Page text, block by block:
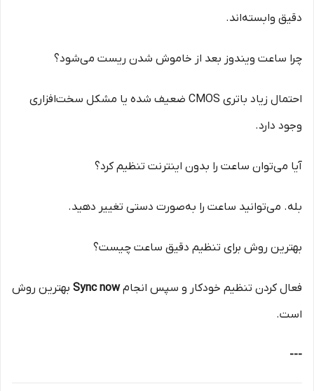
دقیق وابسته‌اند.
چرا ساعت ویندوز بعد از خاموش شدن ریست می‌شود؟
احتمال زیاد باتری CMOS ضعیف شده یا مشکل سخت‌افزاری
وجود دارد.
آیا می‌توان ساعت را بدون اینترنت تنظیم کرد؟
بله. می‌توانید ساعت را به‌صورت دستی تغییر دهید.
بهترین روش برای تنظیم دقیق ساعت چیست؟
فعال کردن تنظیم خودکار و سپس انجامSync now بهترین روش
است.
---